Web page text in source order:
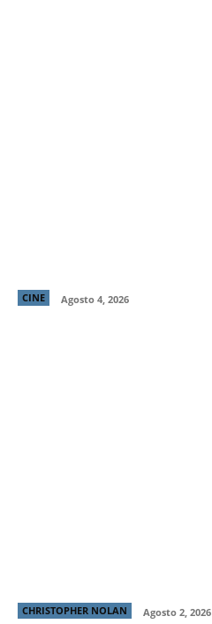
CINE Agosto 4, 2026
CHRISTOPHER NOLAN Agosto 2, 2026